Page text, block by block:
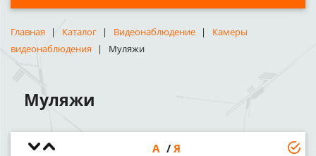
Главная Каталог Видеонаблюдение
Камеры
видеонаблюдения
Муляжи
Муляжи
А Я